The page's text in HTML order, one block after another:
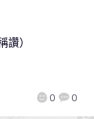
0 0
）